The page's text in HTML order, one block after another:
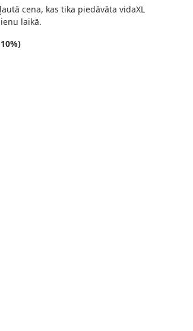
cena, kas tika piedāvāta vidaXL
laikā.